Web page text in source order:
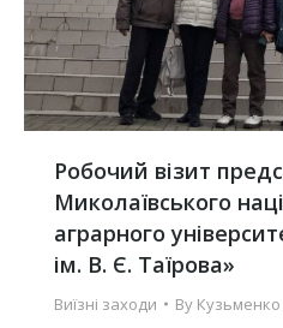
Робочий візит
Миколаївського
аграрного
ім. В. Є. Таїрова»
Виїзні заходи By